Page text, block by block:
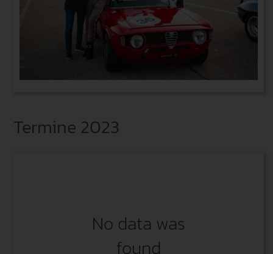
Termine 2023
No data was
found